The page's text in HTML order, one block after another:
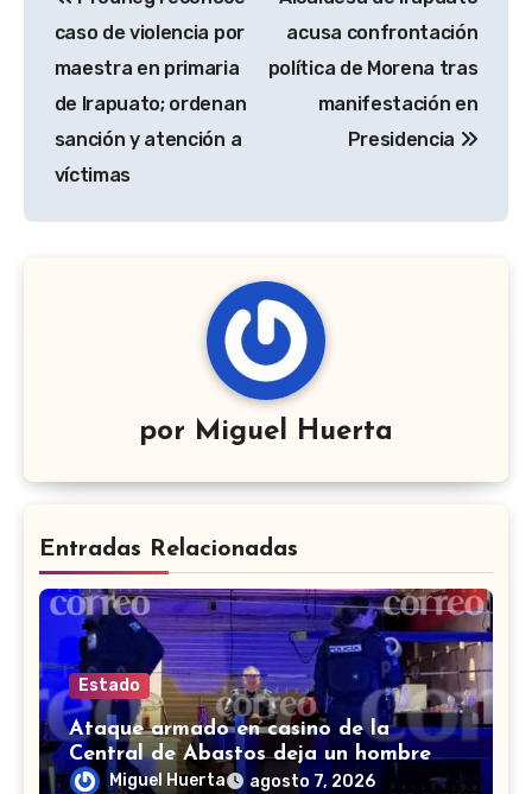
de
entradas
caso de violencia por
maestra en primaria
de Irapuato; ordenan
sanción y atención a
víctimas
acusa confrontación
política de Morena tras
manifestación en
Presidencia
por Miguel Huerta
Entradas Relacionadas
Estado
Ataque armado en casino de la
Central de Abastos deja un hombre
muerto en León
Miguel Huerta agosto 7, 2026